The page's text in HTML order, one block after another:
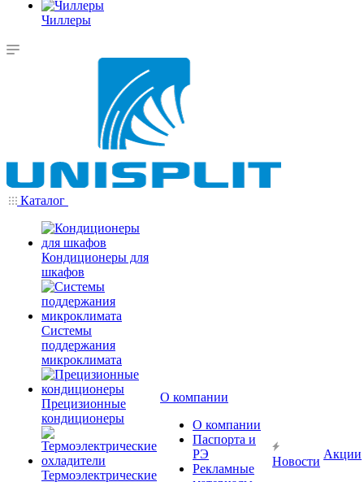
Чиллеры
Каталог
Кондиционеры для
шкафов
Системы
поддержания
микроклимата
Прецизионные
кондиционеры
Термоэлектрические
О компании
О компании
Паспорта и
РЭ
Рекламные
Новости
Акции